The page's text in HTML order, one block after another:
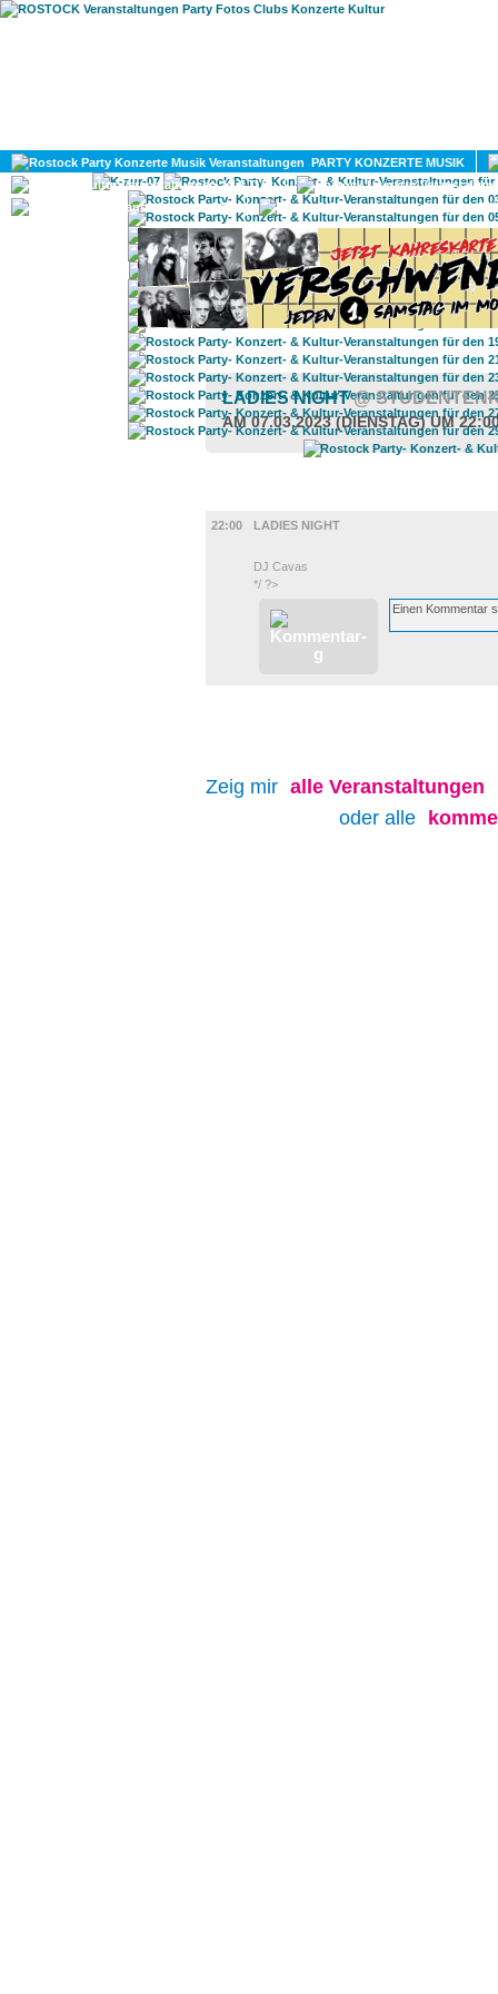
PARTY KONZERTE MUSIK
KULTUR
GAY
LADIES NIGHT@
AM 07.03.2023 (DIENSTAG) UM
22:00
LADIES NIGHT
DJ Cavas
*/ ?>
Zeig mir alle Veranstaltungen
oder alle